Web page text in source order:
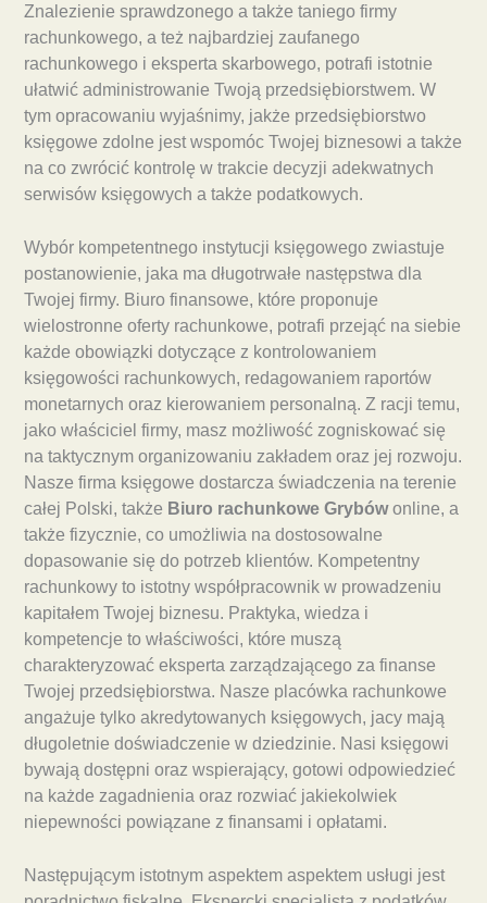
Znalezienie sprawdzonego a także taniego firmy
rachunkowego, a też najbardziej zaufanego
rachunkowego i eksperta skarbowego, potrafi istotnie
ułatwić administrowanie Twoją przedsiębiorstwem. W
tym opracowaniu wyjaśnimy, jakże przedsiębiorstwo
księgowe zdolne jest wspomóc Twojej biznesowi a także
na co zwrócić kontrolę w trakcie decyzji adekwatnych
serwisów księgowych a także podatkowych.
Wybór kompetentnego instytucji księgowego zwiastuje
postanowienie, jaka ma długotrwałe następstwa dla
Twojej firmy. Biuro finansowe, które proponuje
wielostronne oferty rachunkowe, potrafi przejąć na siebie
każde obowiązki dotyczące z kontrolowaniem
księgowości rachunkowych, redagowaniem raportów
monetarnych oraz kierowaniem personalną. Z racji temu,
jako właściciel firmy, masz możliwość zogniskować się
na taktycznym organizowaniu zakładem oraz jej rozwoju.
Nasze firma księgowe dostarcza świadczenia na terenie
całej Polski, także Biuro rachunkowe Grybówonline, a
także fizycznie, co umożliwia na dostosowalne
dopasowanie się do potrzeb klientów. Kompetentny
rachunkowy to istotny współpracownik w prowadzeniu
kapitałem Twojej biznesu. Praktyka, wiedza i
kompetencje to właściwości, które muszą
charakteryzować eksperta zarządzającego za finanse
Twojej przedsiębiorstwa. Nasze placówka rachunkowe
angażuje tylko akredytowanych księgowych, jacy mają
długoletnie doświadczenie w dziedzinie. Nasi księgowi
bywają dostępni oraz wspierający, gotowi odpowiedzieć
na każde zagadnienia oraz rozwiać jakiekolwiek
niepewności powiązane z finansami i opłatami.
Następującym istotnym aspektem aspektem usługi jest